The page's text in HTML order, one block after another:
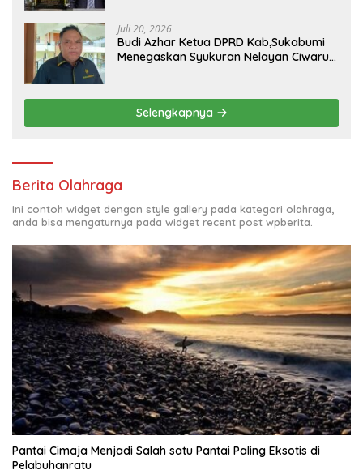
Juli 20, 2026
Budi Azhar Ketua DPRD Kab,Sukabumi
Menegaskan Syukuran Nelayan Ciwaru
Rumput
Selengkapnya
Berita Olahraga
Ini contoh widget dengan style gallery pada kategori olahraga,
anda bisa mengaturnya pada widget recent post wpberita.
Pantai Cimaja Menjadi Salah satu Pantai Paling Eksotis di
Pelabuhanratu